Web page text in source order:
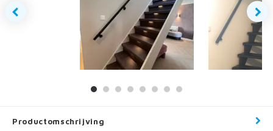
Productomschrijving